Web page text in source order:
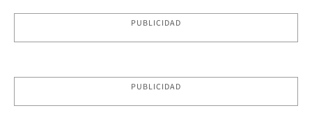
PUBLICIDAD
PUBLICIDAD